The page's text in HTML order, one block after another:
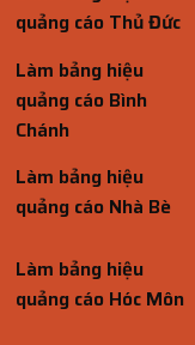
quảng cáo Thủ Đức
Làm bảng hiệu
quảng cáo Bình
Chánh
Làm bảng hiệu
quảng cáo Nhà Bè
Làm bảng hiệu
quảng cáo Hóc Môn